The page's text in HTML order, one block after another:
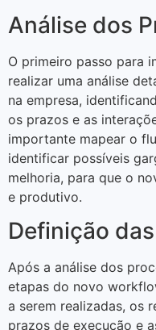
Análise dos
O primeiro passo para
realizar uma análise
na empresa,
os prazos e as
importante mapear o
identificar possíveis
melhoria, para que o
e produtivo.
Definição
Após a análise dos
etapas do novo
a serem realizadas, os
prazos de execução e